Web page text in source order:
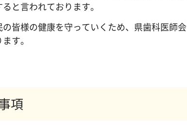
と言われております。
皆様の健康を守っていくため、県歯科医師
す。
項